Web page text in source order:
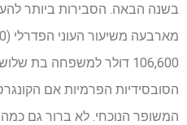
בשנה הבאה. הסבירות ביותר
106,600 דולר למשפחה בת
הסובסידיות הפרמיות אם
המשופר הנוכחי. לא ברור גם